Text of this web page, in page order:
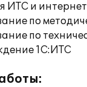
ИТС и
по
по
1С:ИТС